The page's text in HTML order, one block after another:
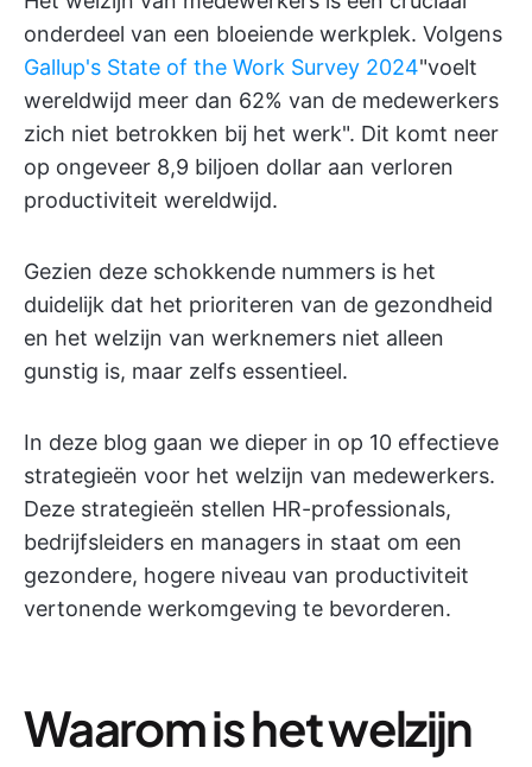
onderdeel van een bloeiende werkplek. Volgens
Gallup's State of the Work Survey 2024"voelt
wereldwijd meer dan 62% van de medewerkers
zich niet betrokken bij het werk". Dit komt neer
op ongeveer 8,9 biljoen dollar aan verloren
productiviteit wereldwijd.
Gezien deze schokkende nummers is het
duidelijk dat het prioriteren van de gezondheid
en het welzijn van werknemers niet alleen
gunstig is, maar zelfs essentieel.
In deze blog gaan we dieper in op 10 effectieve
strategieën voor het welzijn van medewerkers.
Deze strategieën stellen HR-professionals,
bedrijfsleiders en managers in staat om een
gezondere, hogere niveau van productiviteit
vertonende werkomgeving te bevorderen.
Waarom is het welzijn